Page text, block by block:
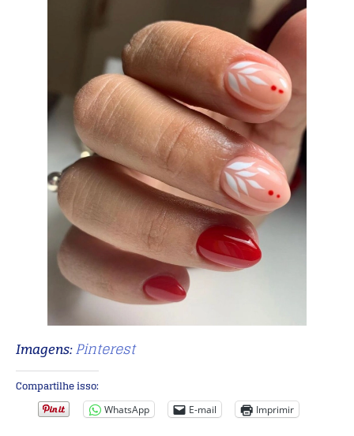
Imagens:Pinterest
Compartilhe isso:
WhatsApp E-mail Imprimir